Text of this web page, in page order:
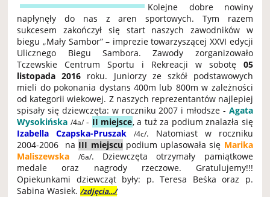
Kolejne dobre nowiny
napłynęły do nas z aren sportowych. Tym razem
sukcesem zakończył się start naszych zawodników w
biegu „Mały Sambor” – imprezie towarzyszącej XXVI edycji
Ulicznego Biegu Sambora. Zawody zorganizowało
Tczewskie Centrum Sportu i Rekreacji w sobotę 05
listopada 2016 roku. Juniorzy ze szkół podstawowych
mieli do pokonania dystans 400m lub 800m w zależności
od kategorii wiekowej. Z naszych reprezentantów najlepiej
spisały się dziewczęta: w roczniku 2007 i młodsze - Agata
Wysokińska /4a/- II miejsce, a tuż za podium znalazła się
Izabella Czapska-Pruszak
/4c/. Natomiast w roczniku
2004-2006 na III miejscu podium uplasowała się Marika
Maliszewska
/6a/. Dziewczęta otrzymały pamiątkowe
medale oraz nagrody rzeczowe. Gratulujemy!!!
Opiekunkami dziewcząt były: p. Teresa Beśka oraz p.
Sabina Wasiek. /zdjęcia.../